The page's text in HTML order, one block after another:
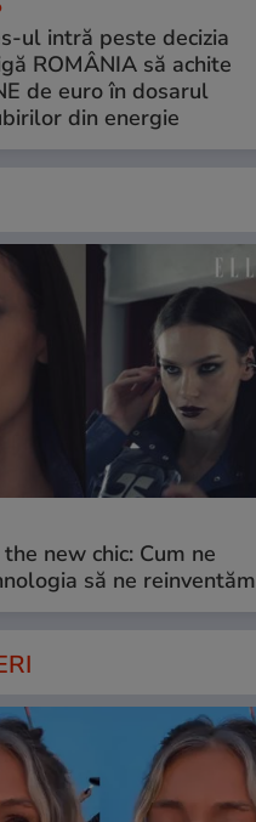
ul intră peste decizia
ROMÂNIA să achite
de euro în dosarul
din energie
new chic: Cum ne
să ne reinventăm